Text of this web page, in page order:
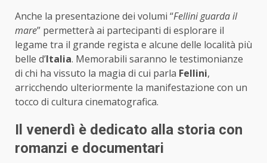
Anche la presentazione dei volumi “Fellini guarda il
mare” permetterà ai partecipanti di esplorare il
legame tra il grande regista e alcune delle località più
belle d’Italia. Memorabili saranno le testimonianze
di chi ha vissuto la magia di cui parla Fellini,
arricchendo ulteriormente la manifestazione con un
tocco di cultura cinematografica.
Il venerdì è dedicato alla storia con
romanzi e documentari